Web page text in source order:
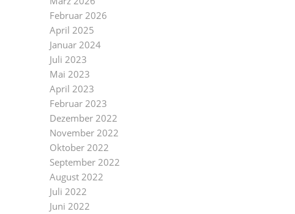
Februar 2026
April 2025
Januar 2024
Juli 2023
Mai 2023
April 2023
Februar 2023
Dezember 2022
November 2022
Oktober 2022
September 2022
August 2022
Juli 2022
Juni 2022